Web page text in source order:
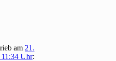
am 21.
11:34 Uhr: